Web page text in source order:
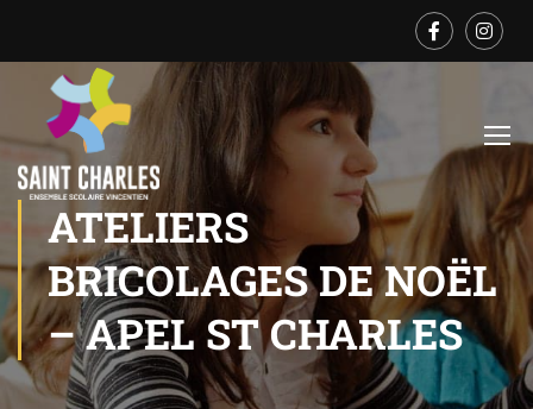
ATELIERS
BRICOLAGES DE NOËL
– APEL ST CHARLES